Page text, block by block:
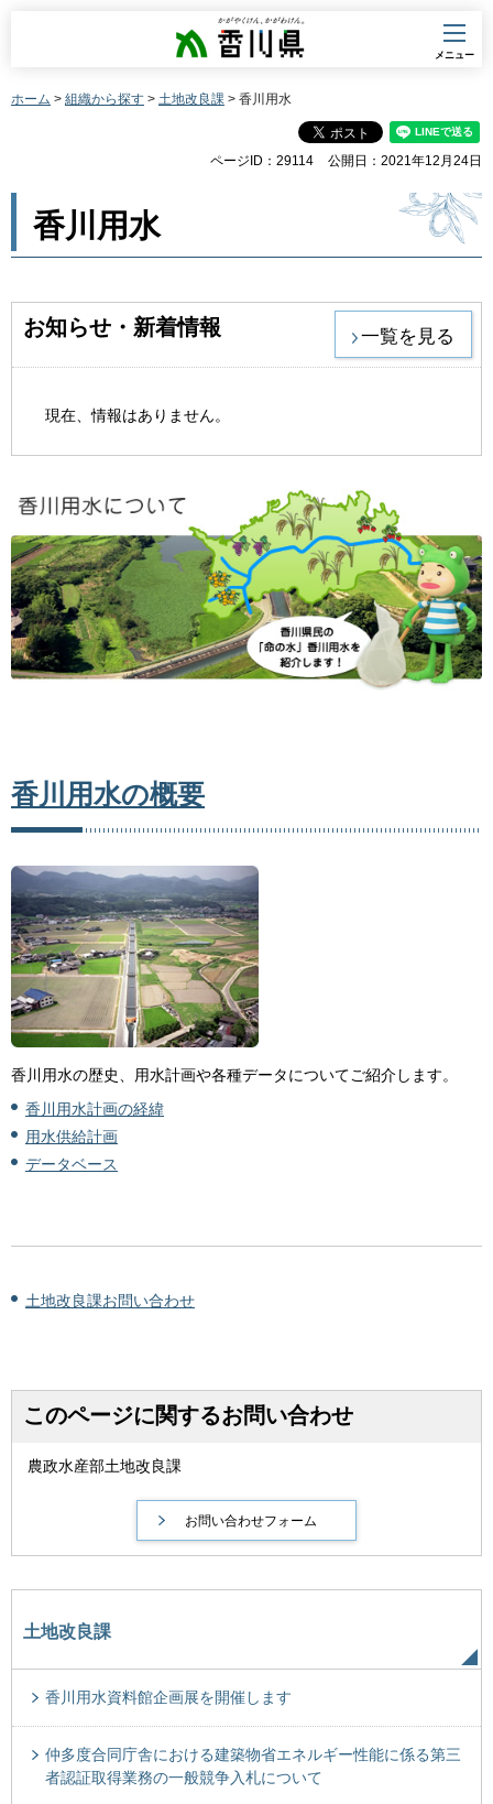
香川県
メニュー
ホーム > 組織から探す > 土地改良課 > 香川用水
ページID：29114 公開日：2021年12月24日
香川用水
お知らせ・新着情報 一覧を見る
現在、情報はありません。
香川用水の概要
香川用水の歴史、用水計画や各種データについてご紹介します。
香川用水計画の経緯
用水供給計画
データベース
土地改良課お問い合わせ
このページに関するお問い合わせ
農政水産部土地改良課
土地改良課
香川用水資料館企画展を開催します
仲多度合同庁舎における建築物省エネルギー性能に係る第三
者認証取得業務の一般競争入札について